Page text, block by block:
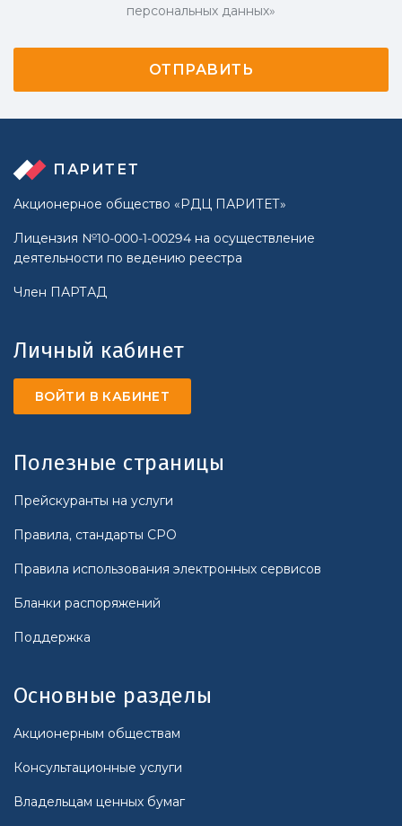
персональных данных»
ПАРИТЕТ
Акционерное общество «РДЦ ПАРИТЕТ»
Лицензия №10-000-1-00294 на осуществление
деятельности по ведению реестра
Член ПАРТАД
Личный кабинет
ВОЙТИ В КАБИНЕТ
Полезные страницы
Прейскуранты на услуги
Правила, стандарты СРО
Правила использования электронных сервисов
Бланки распоряжений
Поддержка
Основные разделы
Акционерным обществам
Консультационные услуги
Владельцам ценных бумаг